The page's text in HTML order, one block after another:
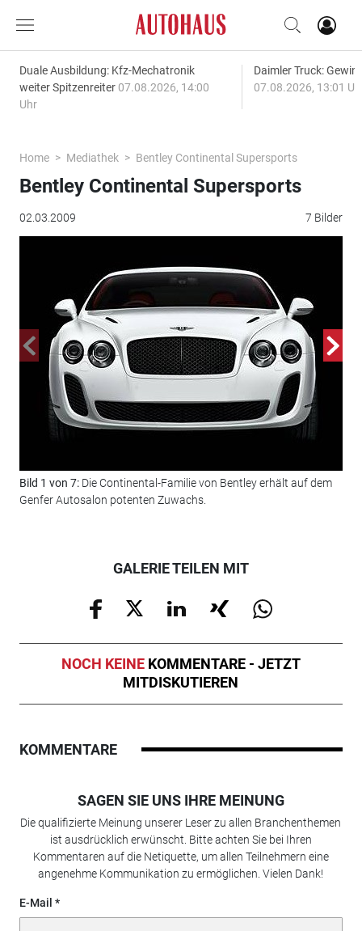
Duale Ausbildung: Kfz-Mechatronik
weiter Spitzenreiter 07.08.2026, 14:00
Uhr
Daimler Truck:
07.08.2026, 13:01
Home Mediathek Bentley Continental Supersports
02.03.2009 7 Bilder
Bentley Continental Supersports
Bild 1 von 7: Die Continental-Familie von Bentley erhält auf dem
Genfer Autosalon potenten Zuwachs.
GALERIE TEILEN MIT
NOCH KEINE KOMMENTARE - JETZT
MITDISKUTIEREN
KOMMENTARE
SAGEN SIE UNS IHRE MEINUNG
Die qualifizierte Meinung unserer Leser zu allen Branchenthemen
ist ausdrücklich erwünscht. Bitte achten Sie bei Ihren
Kommentaren auf die Netiquette, um allen Teilnehmern eine
angenehme Kommunikation zu ermöglichen. Vielen Dank!
E-Mail